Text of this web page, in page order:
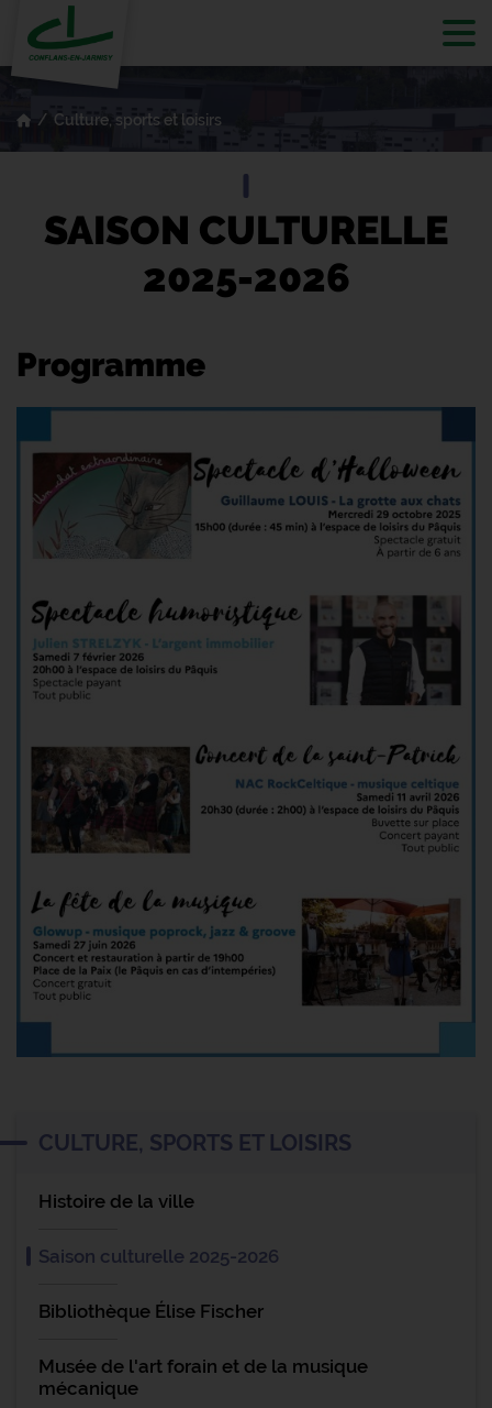
Culture, sports et loisirs
SAISON CULTURELLE
2025-2026
Programme
CULTURE, SPORTS ET LOISIRS
Histoire de la ville
Saison culturelle 2025-2026
Bibliothèque Élise Fischer
Musée de l'art forain et de la musique
mécanique